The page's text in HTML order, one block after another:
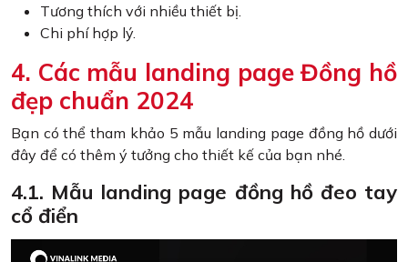
Tương thích với nhiều thiết bị.
Chi phí hợp lý.
4. Các mẫu landing page Đồng hồ
đẹp chuẩn 2024
Bạn có thể tham khảo 5 mẫu landing page đồng hồ dưới
đây để có thêm ý tưởng cho thiết kế của bạn nhé.
4.1. Mẫu landing page đồng hồ đeo tay
cổ điển